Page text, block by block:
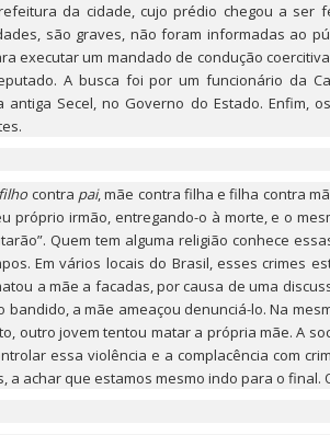
da cidade, cujo prédio chegou a ser
são graves, não foram informadas ao
executar um mandado de condução
A busca foi por um funcionário da
Secel, no Governo do Estado. Enfim,
filho contra pai, mãe contra filha e filha contra
próprio irmão, entregando-o à morte, e o
Quem tem alguma religião conhece
Em vários locais do Brasil, esses crimes
a mãe a facadas, por causa de uma
a mãe ameaçou denunciá-lo. Na
outro jovem tentou matar a própria mãe. A
essa violência e a complacência com
a achar que estamos mesmo indo para o final.